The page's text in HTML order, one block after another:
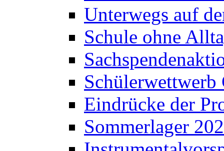
Unterwegs auf
Schule ohne
Schülerwettwerb
Eindrücke der
Sommerlager